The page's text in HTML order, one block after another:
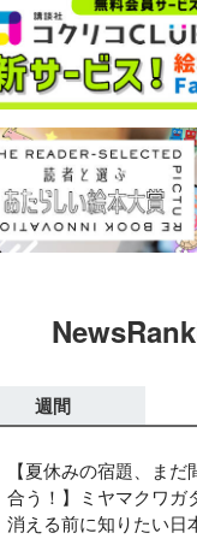
週間
【夏休みの宿題、まだ
合う！】ミヤマクワガ
消える前に知りたい日